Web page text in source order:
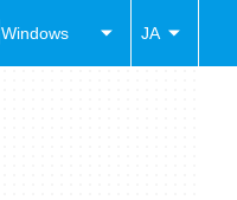
Windows JA